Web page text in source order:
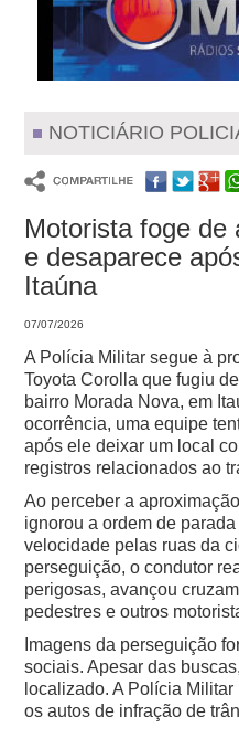
NOTICIÁRIO
Motorista foge de
e desaparece
Itaúna
07/07/2026
A Polícia Militar segue à
Toyota Corolla que fugiu
bairro Morada Nova, em
ocorrência, uma equipe
após ele deixar um local
registros relacionados ao
Ao perceber a
ignorou a ordem de
velocidade pelas ruas da
perseguição, o condutor
perigosas, avançou
pedestres e outros
Imagens da perseguição
sociais. Apesar das
localizado. A Polícia
os autos de infração de